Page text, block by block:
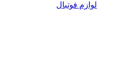
لوازم فوتبال